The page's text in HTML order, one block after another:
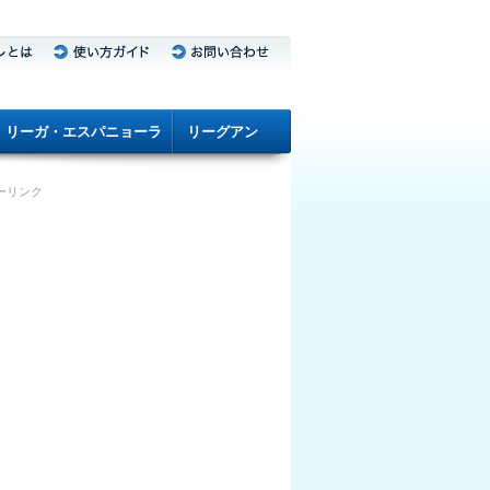
リーガ・エスパニョーラ リーグアン
リンク